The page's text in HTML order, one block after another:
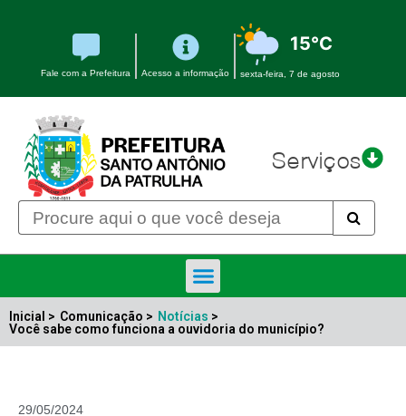
Fale com a Prefeitura Acesso a informação
15°C
sexta-feira, 7 de agosto
Serviços
Inicial > Comunicação > Notícias >
Você sabe como funciona a ouvidoria do município?
29/05/2024